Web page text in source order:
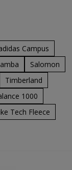
Campus
Salomon
Timberland
1000
Tech Fleece